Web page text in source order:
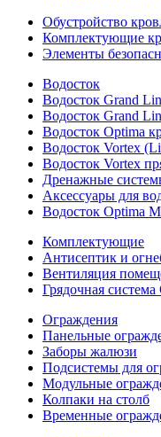
Обустройство
Комплектующие
Элементы
Водосток
Водосток Grand
Водосток Grand
Водосток Optima
Водосток Vortex
Водосток Vortex
Дренажные
Аксессуары для
Водосток Optima
Комплектующие
Антисептик и
Вентиляция
Грядочная
Ограждения
Панельные
Заборы жалюзи
Подсистемы для
Модульные
Колпаки на столб
Временные